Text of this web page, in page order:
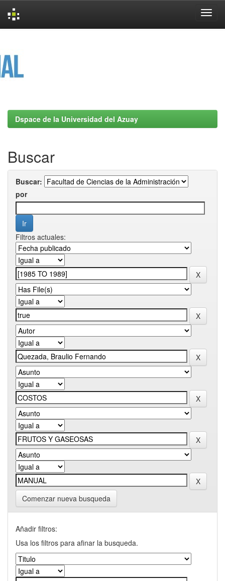
Dspace de la Universidad del Azuay
Buscar
Buscar:
por
Filtros actuales:
Comenzar nueva busqueda
Añadir filtros:
Usa los filtros para afinar la busqueda.